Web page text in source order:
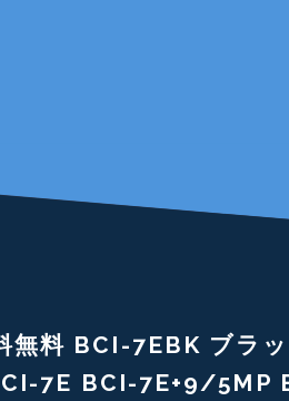
無料 BCI-7EBK ブラ
7E BCI-7E+9/